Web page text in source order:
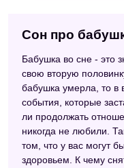
Сон про
Бабушка во сне - это
свою вторую
бабушка умерла, то в
события, которые
ли продолжать
никогда не любили.
том, что у вас могут
здоровьем. К чему